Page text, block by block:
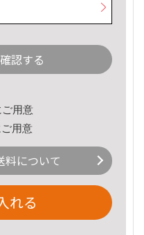
認する
ご用意
ご用意
料について
れる